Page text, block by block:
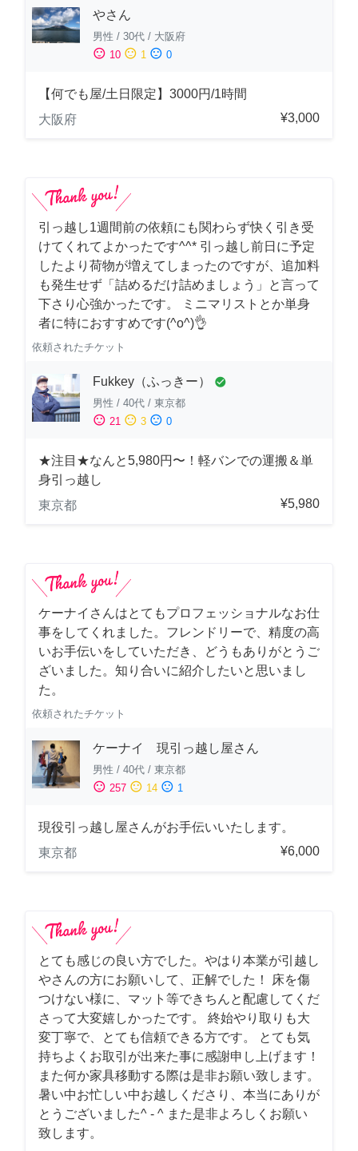
やさん
男性 / 30代 / 大阪府
sentiment_satisfied 10 sentiment_neutral 1 sentiment_dissatisfied 0
【何でも屋/土日限定】3000円/1時間
大阪府
¥3,000
引っ越し1週間前の依頼にも関わらず快く引き受
けてくれてよかったです^^* 引っ越し前日に予定
したより荷物が増えてしまったのですが、追加料
も発生せず「詰めるだけ詰めましょう」と言って
下さり心強かったです。 ミニマリストとか単身
者に特におすすめです(^o^)👌
依頼されたチケット
Fukkey（ふっきー） check_circle
男性 / 40代 / 東京都
sentiment_satisfied 21 sentiment_neutral 3 sentiment_dissatisfied 0
★注目★なんと5,980円〜！軽バンでの運搬＆単
身引っ越し
東京都
¥5,980
ケーナイさんはとてもプロフェッショナルなお仕
事をしてくれました。フレンドリーで、精度の高
いお手伝いをしていただき、どうもありがとうご
ざいました。知り合いに紹介したいと思いまし
た。
依頼されたチケット
ケーナイ 現引っ越し屋さん
男性 / 40代 / 東京都
sentiment_satisfied 257 sentiment_neutral 14 sentiment_dissatisfied 1
現役引っ越し屋さんがお手伝いいたします。
東京都
¥6,000
とても感じの良い方でした。やはり本業が引越し
やさんの方にお願いして、正解でした！ 床を傷
つけない様に、マット等できちんと配慮してくだ
さって大変嬉しかったです。 終始やり取りも大
変丁寧で、とても信頼できる方です。 とても気
持ちよくお取引が出来た事に感謝申し上げます！
また何か家具移動する際は是非お願い致します。
暑い中お忙しい中お越しくださり、本当にありが
とうございました^ - ^ また是非よろしくお願い
致します。